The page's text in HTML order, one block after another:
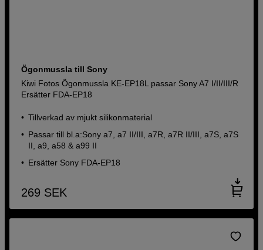
Ögonmussla till Sony
Kiwi Fotos Ögonmussla KE-EP18L passar Sony A7 I/II/III/R
Ersätter FDA-EP18
Tillverkad av mjukt silikonmaterial
Passar till bl.a:Sony a7, a7 II/III, a7R, a7R II/III, a7S, a7S
II, a9, a58 & a99 II
Ersätter Sony FDA-EP18
269 SEK